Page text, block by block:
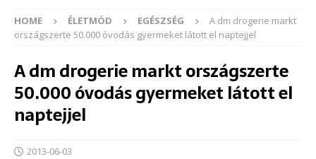
HOME ÉLETMÓD EGÉSZSÉG
A dm drogerie markt
országszerte 50.000 óvodás gyermeket látott el naptejjel
A dm drogerie markt országszerte
50.000 óvodás gyermeket látott el
naptejjel
2013-06-03